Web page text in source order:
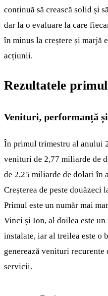
continuă să crească solid și
dar la o evaluare la care
în minus la creștere și marjă
acțiunii.
Rezultatele
Venituri, performanță
În primul trimestru al anului
venituri de 2,77 miliarde de
de 2,25 miliarde de dolari în
Creșterea de peste douăzeci
Primul este un număr mai
Vinci și Ion, al doilea este un
instalate, iar al treilea este o
generează venituri
servicii.